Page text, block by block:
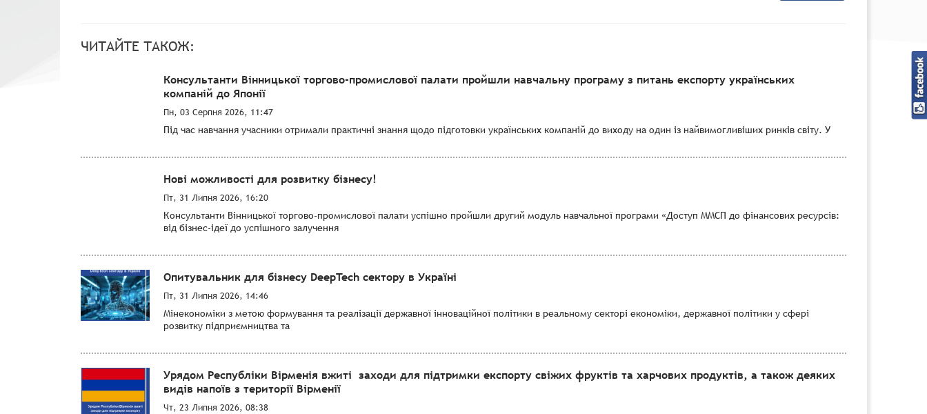
ЧИТАЙТЕ ТАКОЖ:
Консультанти Вінницької торгово-промислової палати пройшли навчальну програму з питань експорту українських
компаній до Японії
Пн, 03 Серпня 2026, 11:47
Під час навчання учасники отримали практичні знання щодо підготовки українських компаній до виходу на один із найвимогливіших ринків світу. У
Нові можливості для розвитку бізнесу!
Пт, 31 Липня 2026, 16:20
Консультанти Вінницької торгово-промислової палати успішно пройшли другий модуль навчальної програми «Доступ ММСП до фінансових ресурсів:
від бізнес-ідеї до успішного залучення
Опитувальник для бізнесу DeepTech сектору в Україні
Пт, 31 Липня 2026, 14:46
Мінекономіки з метою формування та реалізації державної інноваційної політики в реальному секторі економіки, державної політики у сфері
розвитку підприємництва та
Урядом Республіки Вірменія вжиті заходи для підтримки експорту свіжих фруктів та харчових продуктів, а також деяких
видів напоїв з території Вірменії
Чт, 23 Липня 2026, 08:38